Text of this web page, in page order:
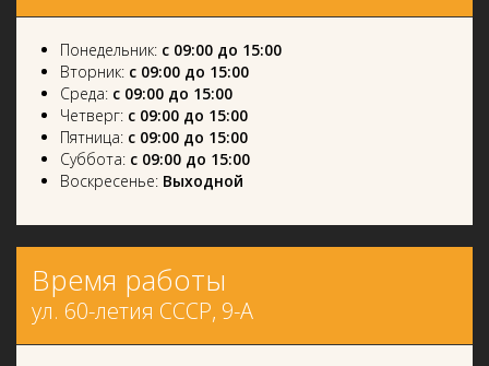
Понедельник: с 09:00 до 15:00
Вторник: с 09:00 до 15:00
Среда: с 09:00 до 15:00
Четверг: с 09:00 до 15:00
Пятница: с 09:00 до 15:00
Суббота: с 09:00 до 15:00
Воскресенье: Выходной
Время работы
ул. 60-летия СССР, 9-А